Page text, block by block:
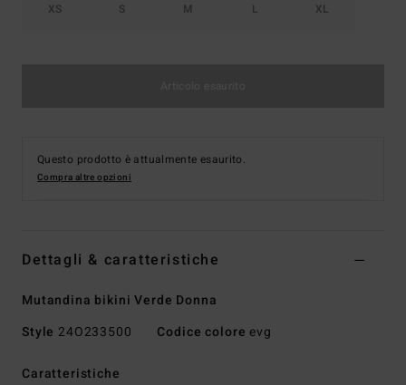
XS S M L XL
Questo prodotto è attualmente esaurito.
Compra altre opzioni
Dettagli & caratteristiche
Mutandina bikini Verde Donna
Style 24O233500 Codice colore evg
Caratteristiche